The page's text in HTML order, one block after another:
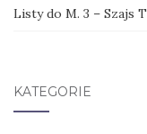
Listy do M. 3 – Szajs
KATEGORIE